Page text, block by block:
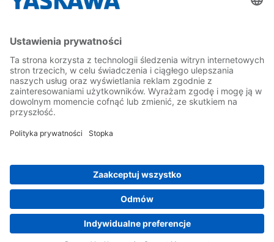
Yaskawa Polska
Kariera
Bądź z nami na bieżąco
Ogólne warunki dostaw i płatności
Stopka redakcyjna
Polityka prywatności
Cookie Choices
Whistleblowing